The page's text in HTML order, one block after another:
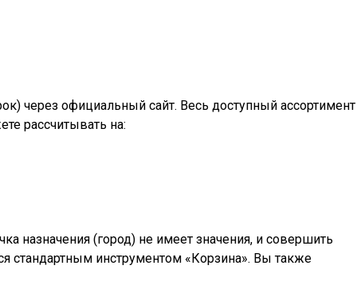
через официальный сайт. Весь доступный ассортимент
рассчитывать на:
(город) не имеет значения, и совершить
стандартным инструментом «Корзина». Вы также